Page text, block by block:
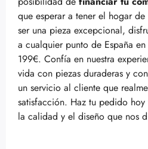
que esperar a tener el hogar
ser una pieza excepcional,
a cualquier punto de España
199€. Confía en nuestra
vida con piezas duraderas y
un servicio al cliente que
satisfacción. Haz tu pedido
la calidad y el diseño que nos